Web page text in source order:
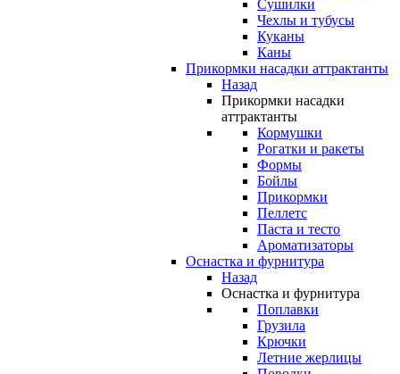
Сушилки
Чехлы и тубусы
Куканы
Каны
Прикормки насадки аттрактанты
Назад
Прикормки насадки
аттрактанты
Кормушки
Рогатки и ракеты
Формы
Бойлы
Прикормки
Пеллетс
Паста и тесто
Ароматизаторы
Оснастка и фурнитура
Назад
Оснастка и фурнитура
Поплавки
Грузила
Крючки
Летние жерлицы